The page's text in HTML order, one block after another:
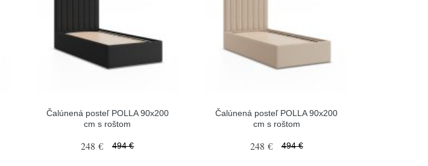
Čalúnená posteľ POLLA 90x200
cm s roštom
248 € 494 €
Čalúnená posteľ POLLA 90x200
cm s roštom
248 € 494 €